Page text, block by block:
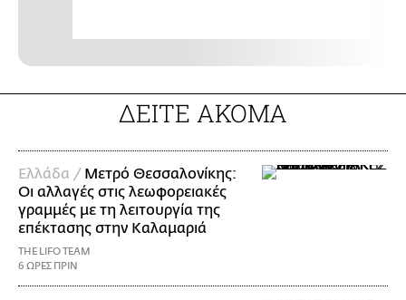
ΔΕΙΤΕ ΑΚΟΜΑ
Ελλάδα / Μετρό Θεσσαλονίκης:
Οι αλλαγές στις λεωφορειακές
γραμμές με τη λειτουργία της
επέκτασης στην Καλαμαριά
THE LIFO TEAM
6 ΩΡΕΣ ΠΡΙΝ